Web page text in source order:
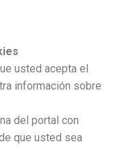
usted acepta el
información sobre
del portal con
que usted sea